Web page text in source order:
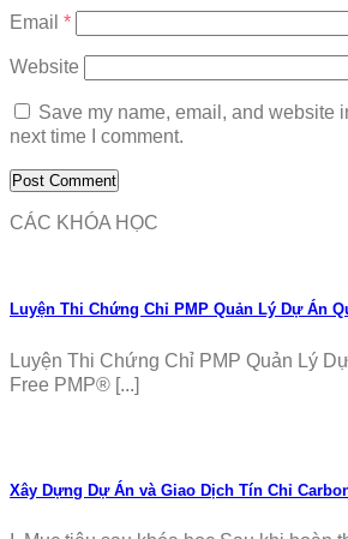
Email *
Website
Save my name, email, and website
next time I comment.
CÁC KHÓA HỌC
Luyện Thi Chứng Chỉ PMP Quản Lý Dự Án
Luyện Thi Chứng Chỉ PMP Quản Lý
Free PMP® [...]
Xây Dựng Dự Án và Giao Dịch Tín Chỉ